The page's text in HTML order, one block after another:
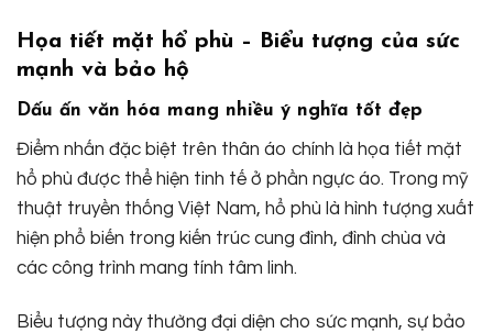
Họa tiết mặt hổ phù – Biểu tượng của sức
mạnh và bảo hộ
Dấu ấn văn hóa mang nhiều ý nghĩa tốt đẹp
Điểm nhấn đặc biệt trên thân áo chính là họa tiết mặt
hổ phù được thể hiện tinh tế ở phần ngực áo. Trong mỹ
thuật truyền thống Việt Nam, hổ phù là hình tượng xuất
hiện phổ biến trong kiến trúc cung đình, đình chùa và
các công trình mang tính tâm linh.
Biểu tượng này thường đại diện cho sức mạnh, sự bảo